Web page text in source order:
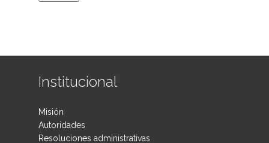
Institucional
Misión
Autoridades
Resoluciones administrativas